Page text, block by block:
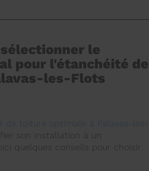
le
pour l'étanchéité de
les-Flots
de toiture optimale à Palavas-les-
son installation à un
quelques conseils pour choisir